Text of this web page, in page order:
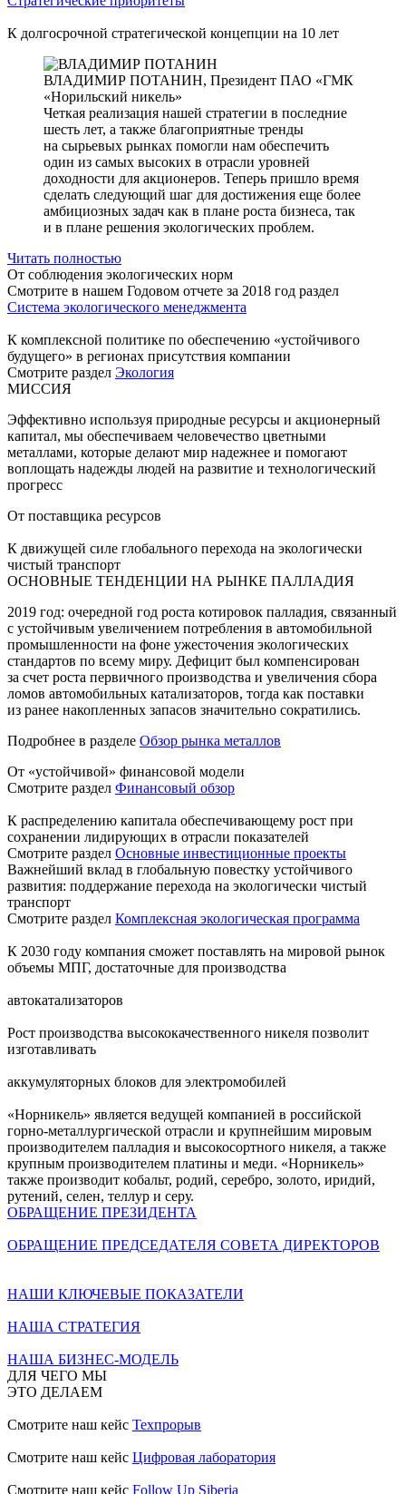
К долгосрочной стратегической концепции на 10 лет
ВЛАДИМИР ПОТАНИН, Президент ПАО «ГМК
«Норильский никель»
Четкая реализация нашей стратегии в последние
шесть лет, а также благоприятные тренды
на сырьевых рынках помогли нам обеспечить
один из самых высоких в отрасли уровней
доходности для акционеров. Теперь пришло время
сделать следующий шаг для достижения еще более
амбициозных задач как в плане роста бизнеса, так
и в плане решения экологических проблем.
Читать полностью
От соблюдения экологических норм
Смотрите в нашем Годовом отчете за 2018 год раздел
Система экологического менеджмента
К комплексной политике по обеспечению «устойчивого
будущего» в регионах присутствия компании
Смотрите раздел Экология
МИССИЯ
Эффективно используя природные ресурсы и акционерный
капитал, мы обеспечиваем человечество цветными
металлами, которые делают мир надежнее и помогают
воплощать надежды людей на развитие и технологический
прогресс
От поставщика ресурсов
К движущей силе глобального перехода на экологически
чистый транспорт
ОСНОВНЫЕ ТЕНДЕНЦИИ НА РЫНКЕ ПАЛЛАДИЯ
2019 год: очередной год роста котировок палладия, связанный
с устойчивым увеличением потребления в автомобильной
промышленности на фоне ужесточения экологических
стандартов по всему миру. Дефицит был компенсирован
за счет роста первичного производства и увеличения сбора
ломов автомобильных катализаторов, тогда как поставки
из ранее накопленных запасов значительно сократились.
Подробнее в разделе Обзор рынка металлов
От «устойчивой» финансовой модели
Смотрите раздел Финансовый обзор
К распределению капитала обеспечивающему рост при
сохранении лидирующих в отрасли показателей
Смотрите раздел Основные инвестиционные проекты
Важнейший вклад в глобальную повестку устойчивого
развития: поддержание перехода на экологически чистый
транспорт
Смотрите раздел Комплексная экологическая программа
К 2030 году компания сможет поставлять на мировой рынок
объемы МПГ, достаточные для производства
автокатализаторов
Рост производства высококачественного никеля позволит
изготавливать
аккумуляторных блоков для электромобилей
«Норникель» является ведущей компанией в российской
горно-металлургической отрасли и крупнейшим мировым
производителем палладия и высокосортного никеля, а также
крупным производителем платины и меди. «Норникель»
также производит кобальт, родий, серебро, золото, иридий,
рутений, селен, теллур и серу.
ОБРАЩЕНИЕ ПРЕЗИДЕНТА
ОБРАЩЕНИЕ ПРЕДСЕДАТЕЛЯ СОВЕТА ДИРЕКТОРОВ
НАШИ КЛЮЧЕВЫЕ ПОКАЗАТЕЛИ
НАША СТРАТЕГИЯ
НАША БИЗНЕС-МОДЕЛЬ
ДЛЯ ЧЕГО МЫ
ЭТО ДЕЛАЕМ
Смотрите наш кейс Техпрорыв
Смотрите наш кейс Цифровая лаборатория
Смотрите наш кейс Follow Up Siberia